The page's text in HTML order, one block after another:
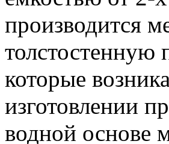
производится
толстостенную
которые
изготовлении
водной основе